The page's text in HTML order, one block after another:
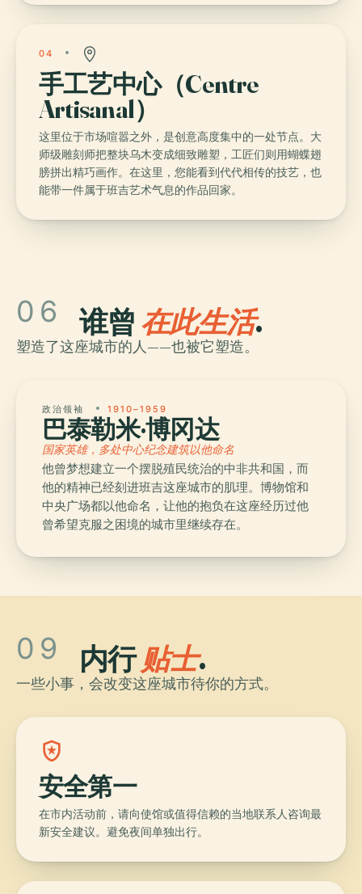
04
手工艺中心（Centre
Artisanal）
这里位于市场喧嚣之外，是创意高度集中的一处节点。大
师级雕刻师把整块乌木变成细致雕塑，工匠们则用蝴蝶翅
膀拼出精巧画作。在这里，您能看到代代相传的技艺，也
能带一件属于班吉艺术气息的作品回家。
06 谁曾 在此生活.
塑造了这座城市的人——也被它塑造。
政治领袖 1910–1959
巴泰勒米·博冈达
国家英雄，多处中心纪念建筑以他命名
他曾梦想建立一个摆脱殖民统治的中非共和国，而
他的精神已经刻进班吉这座城市的肌理。博物馆和
中央广场都以他命名，让他的抱负在这座经历过他
曾希望克服之困境的城市里继续存在。
09 内行贴士.
一些小事，会改变这座城市待你的方式。
local_police
安全第一
在市内活动前，请向使馆或值得信赖的当地联系人咨询最
新安全建议。避免夜间单独出行。